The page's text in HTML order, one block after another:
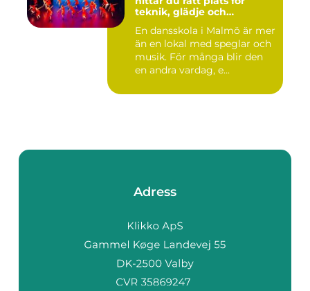
teknik, glädje och
En dansskola i Malmö är mer
än en lokal med speglar och
musik. För många blir den
en andra vardag, e...
Adress